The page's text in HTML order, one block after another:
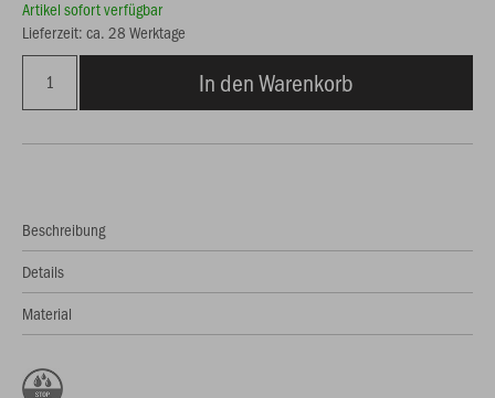
Artikel sofort verfügbar
Lieferzeit: ca. 28 Werktage
In den Warenkorb
Beschreibung
Details
Material